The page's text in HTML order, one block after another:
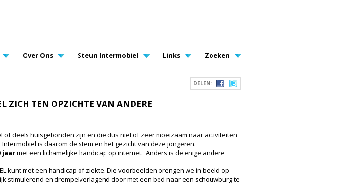
Over Ons Steun Intermobiel Links Zoeken
DELEN:
ZICH TEN OPZICHTE VAN ANDERE
deels huisgebonden zijn en die dus niet of zeer moeizaam naar activiteiten
Intermobiel is daarom de stem en het gezicht van deze jongeren.
jaarmet een lichamelijke handicap op internet. Anders is de enige andere
kunt met een handicap of ziekte. Die voorbeelden brengen we in beeld op
stimulerend en drempelverlagend door met een bed naar een schouwburg te